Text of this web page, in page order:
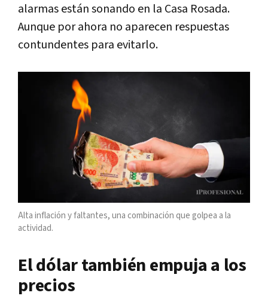
alarmas están sonando en la Casa Rosada.
Aunque por ahora no aparecen respuestas
contundentes para evitarlo.
Alta inflación y faltantes, una combinación que golpea a la
actividad.
El dólar también empuja a los
precios